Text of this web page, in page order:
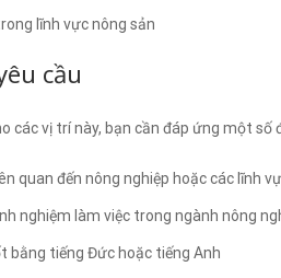
lĩnh vực nông sản
cầu
các vị trí này, bạn cần đáp ứng một số
quan đến nông nghiệp hoặc các lĩnh
nghiệm làm việc trong ngành nông
bằng tiếng Đức hoặc tiếng Anh